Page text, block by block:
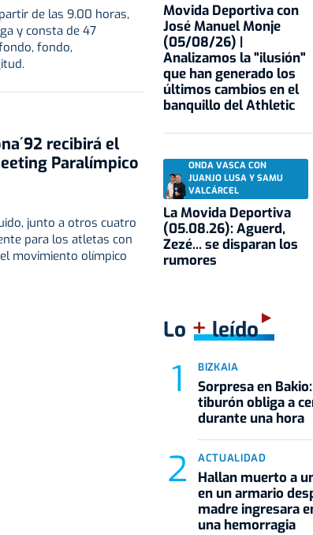
de las 9.00 horas,
y consta de 47
fondo,
recibirá el
Paralímpico
junto a otros cuatro
para los atletas con
movimiento olímpico
Movida Deportiva con
José Manuel Monje
(05/08/26) |
Analizamos la "ilusión"
que han generado los
últimos cambios en el
banquillo del Athletic
ONDA VASCA CON
JUANJO LUSA Y SAMU
VALCÁRCEL
La Movida Deportiva
(05.08.26): Aguerd,
Zezé... se disparan los
rumores
Lo +leído
BIZKAIA
Sorpresa en
tiburón obliga a
durante una hora
ACTUALIDAD
Hallan muerto a
en un armario
madre ingresara
una hemorragia